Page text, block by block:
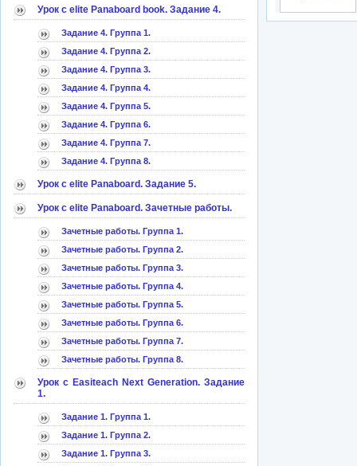
Урок с elite Panaboard book. Задание 4.
Задание 4. Группа 1.
Задание 4. Группа 2.
Задание 4. Группа 3.
Задание 4. Группа 4.
Задание 4. Группа 5.
Задание 4. Группа 6.
Задание 4. Группа 7.
Задание 4. Группа 8.
Урок с elite Panaboard. Задание 5.
Урок с elite Panaboard. Зачетные работы.
Зачетные работы. Группа 1.
Зачетные работы. Группа 2.
Зачетные работы. Группа 3.
Зачетные работы. Группа 4.
Зачетные работы. Группа 5.
Зачетные работы. Группа 6.
Зачетные работы. Группа 7.
Зачетные работы. Группа 8.
Урок с Easiteach Next Generation. Задание
1.
Задание 1. Группа 1.
Задание 1. Группа 2.
Задание 1. Группа 3.